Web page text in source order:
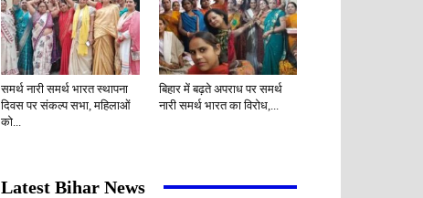
समर्थ नारी समर्थ भारत स्थापना
दिवस पर संकल्प सभा, महिलाओं
को...
बिहार में बढ़ते अपराध पर समर्थ
नारी समर्थ भारत का विरोध,...
Latest Bihar News